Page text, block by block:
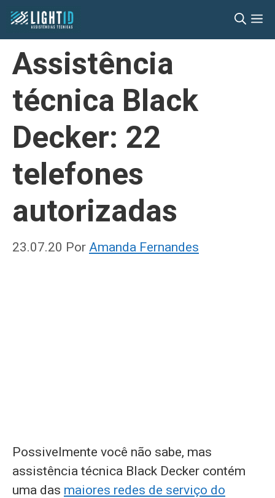
Pular
para
conteúdo
Assistência
técnica Black
Decker: 22
telefones
autorizadas
23.07.20 Por Amanda Fernandes
Possivelmente você não sabe, mas
assistência técnica Black Decker contém
uma das maiores redes de serviço do